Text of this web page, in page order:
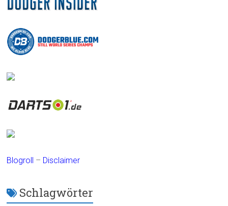
Blogroll – Disclaimer
Schlagwörter